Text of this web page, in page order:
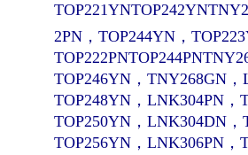
2PN，TOP244YN，
TOP246YN，TNY268GN
TOP248YN，LNK304PN，
TOP250YN，LNK304DN，
TOP256YN，LNK306PN